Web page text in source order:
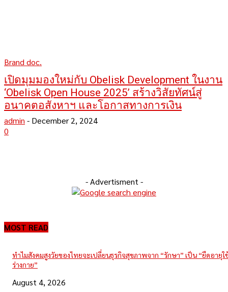
Brand doc.
เปิดมุมมองใหม่กับ Obelisk Development ในงาน
‘Obelisk Open House 2025’ สร้างวิสัยทัศน์สู่
อนาคตอสังหาฯ และโอกาสทางการเงิน
admin - December 2, 2024
0
- Advertisment -
MOST READ
ทำไมสังคมสูงวัยของไทยจะเปลี่ยนธุรกิจสุขภาพจาก “รักษา” เป็น “ยืดอายุใ
ร่างกาย”
August 4, 2026